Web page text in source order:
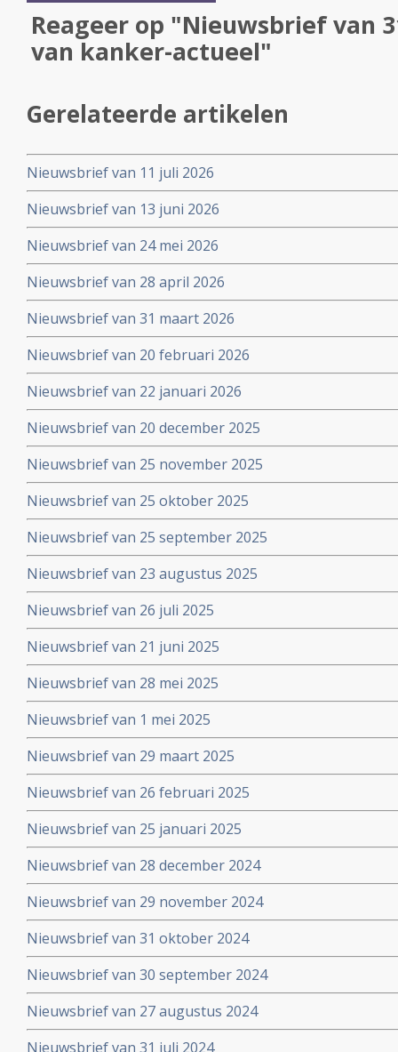
Reageer op "Nieuwsbrief van
van kanker-actueel"
Gerelateerde artikelen
Nieuwsbrief van 11 juli 2026
Nieuwsbrief van 13 juni 2026
Nieuwsbrief van 24 mei 2026
Nieuwsbrief van 28 april 2026
Nieuwsbrief van 31 maart 2026
Nieuwsbrief van 20 februari 2026
Nieuwsbrief van 22 januari 2026
Nieuwsbrief van 20 december 2025
Nieuwsbrief van 25 november 2025
Nieuwsbrief van 25 oktober 2025
Nieuwsbrief van 25 september 2025
Nieuwsbrief van 23 augustus 2025
Nieuwsbrief van 26 juli 2025
Nieuwsbrief van 21 juni 2025
Nieuwsbrief van 28 mei 2025
Nieuwsbrief van 1 mei 2025
Nieuwsbrief van 29 maart 2025
Nieuwsbrief van 26 februari 2025
Nieuwsbrief van 25 januari 2025
Nieuwsbrief van 28 december 2024
Nieuwsbrief van 29 november 2024
Nieuwsbrief van 31 oktober 2024
Nieuwsbrief van 30 september 2024
Nieuwsbrief van 27 augustus 2024
Nieuwsbrief van 31 juli 2024